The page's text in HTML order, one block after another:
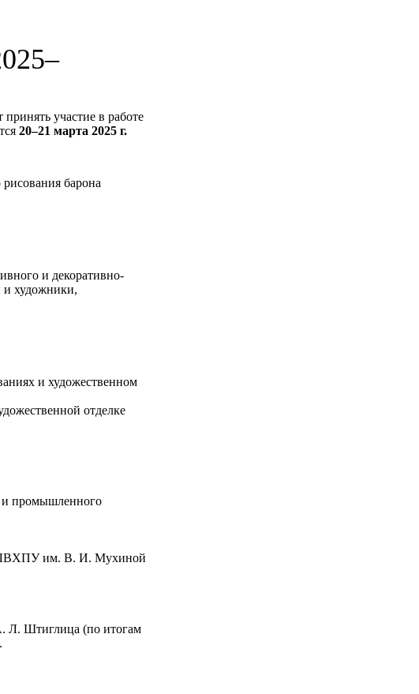
участие в работе
20–21 марта 2025 г.
барона
и декоративно-
и художники,
и художественном
отделке
и промышленного
ЛВХПУ им. В. И. Мухиной
Штиглица (по итогам